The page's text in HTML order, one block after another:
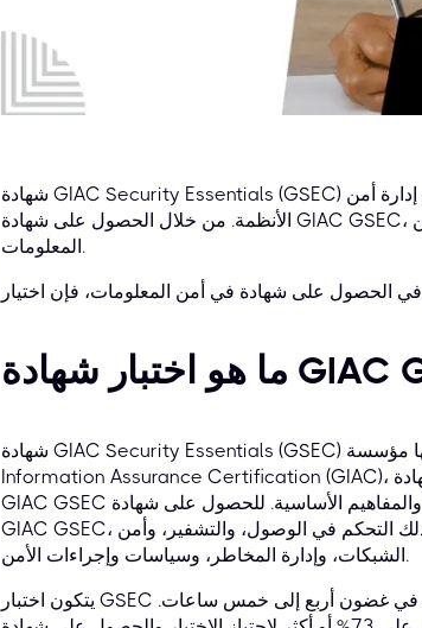
شهادة GIAC Security Essentials (GSEC) هي شهادة ممتازة للمبتدئين الراغبين في إثبات كفاءتهم في إدارة أمن
الأنظمة. من خلال الحصول على شهادة GIAC GSEC، يستطيع المحترفون إبراز مهاراتهم ومعرفتهم في مجال أمن
المعلومات.
شهادة GIAC Security Essentials (GSEC) هي شهادة معتمدة من جهة مستقلة، تُقدمها مؤسسة Global
Information Assurance Certification (GIAC)، وهي جهة رائدة في مجال شهادات الأمن السيبراني. تُؤكد شهادة
GIAC GSEC معرفتك ومهاراتك في أمن المعلومات، بما يتجاوز المصطلحات والمفاهيم الأساسية. للحصول على شهادة
GIAC GSEC، يجب اجتياز اختبار شامل يغطي أمن المعلومات، بما في ذلك التحكم في الوصول، والتشفير، وأمن
الشبكات، وإدارة المخاطر، وسياسات وإجراءات الأمن.
يتكون اختبار GSEC من 106 إلى 180 سؤالًا من نوع الاختيار من متعدد، ويجب إكماله في غضون أربع إلى خمس ساعات.